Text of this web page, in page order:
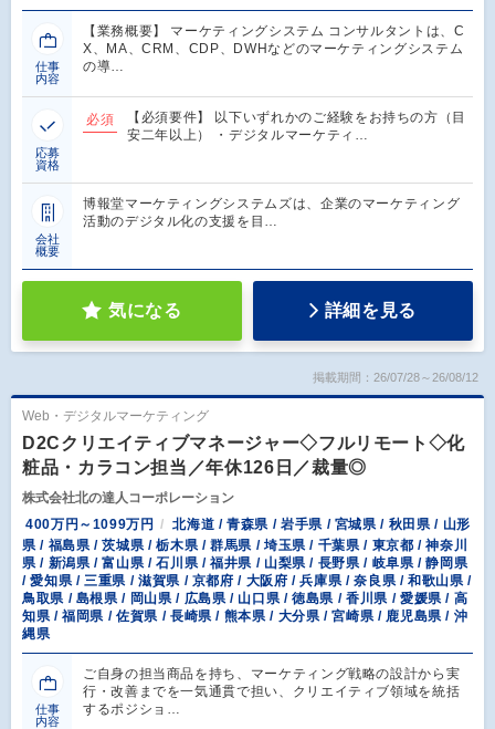
仕事
内容
【業務概要】 マーケティングシステム コンサルタントは、C
X、MA、CRM、CDP、DWHなどのマーケティングシステム
の導…
応募
資格
必須
【必須要件】 以下いずれかのご経験をお持ちの方（目
安二年以上） ・デジタルマーケティ…
会社
概要
博報堂マーケティングシステムズは、企業のマーケティング
活動のデジタル化の支援を目…
気になる 詳細を見る
掲載期間：26/07/28～26/08/12
Web・デジタルマーケティング
D2Cクリエイティブマネージャー◇フルリモート◇化
粧品・カラコン担当／年休126日／裁量◎
株式会社北の達人コーポレーション
400万円～1099万円
北海道 / 青森県 / 岩手県 / 宮城県 / 秋田県 / 山形
県 / 福島県 / 茨城県 / 栃木県 / 群馬県 / 埼玉県 / 千葉県 / 東京都 / 神奈川
県 / 新潟県 / 富山県 / 石川県 / 福井県 / 山梨県 / 長野県 / 岐阜県 / 静岡県
/ 愛知県 / 三重県 / 滋賀県 / 京都府 / 大阪府 / 兵庫県 / 奈良県 / 和歌山県 /
鳥取県 / 島根県 / 岡山県 / 広島県 / 山口県 / 徳島県 / 香川県 / 愛媛県 / 高
知県 / 福岡県 / 佐賀県 / 長崎県 / 熊本県 / 大分県 / 宮崎県 / 鹿児島県 / 沖
縄県
仕事
内容
ご自身の担当商品を持ち、マーケティング戦略の設計から実
行・改善までを一気通貫で担い、クリエイティブ領域を統括
するポジショ…